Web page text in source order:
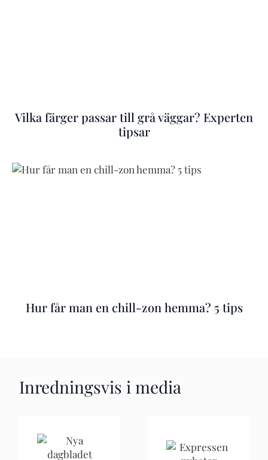
Vilka färger passar till grå väggar? Experten
tipsar
Hur får man en chill-zon hemma? 5 tips
Inredningsvis i media